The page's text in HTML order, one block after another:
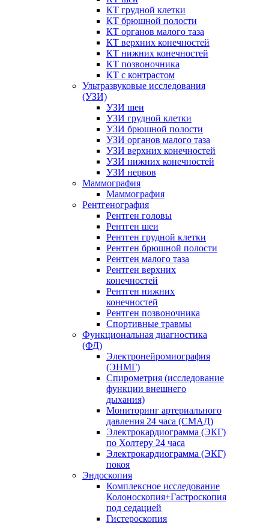
КТ грудной клетки
КТ брюшной полости
КТ органов малого таза
КТ верхних конечностей
КТ нижних конечностей
КТ позвоночника
КТ с контрастом
Ультразвуковые исследования
(УЗИ)
УЗИ шеи
УЗИ грудной клетки
УЗИ брюшной полости
УЗИ органов малого таза
УЗИ верхних конечностей
УЗИ нижних конечностей
УЗИ нервов
Маммография
Маммография
Рентгенография
Рентген головы
Рентген шеи
Рентген грудной клетки
Рентген брюшной полости
Рентген малого таза
Рентген верхних
конечностей
Рентген нижних
конечностей
Рентген позвоночника
Спортивные травмы
Функциональная диагностика
(ФД)
Электронейромиография
(ЭНМГ)
Спирометрия (исследование
функции внешнего
дыхания)
Мониторинг артериального
давления 24 часа (СМАД)
Электрокардиограмма (ЭКГ)
по Холтеру 24 часа
Электрокардиограмма (ЭКГ)
покоя
Эндоскопия
Комплексное исследование
Колоноскопия+Гастроскопия
под седацией
Гистероскопия